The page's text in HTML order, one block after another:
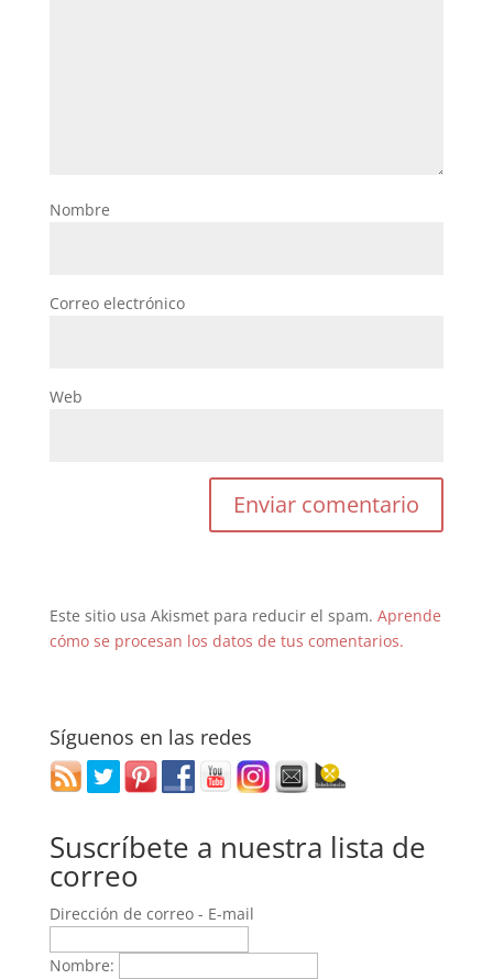
Nombre
Correo electrónico
Web
Este sitio usa Akismet para reducir el spam. Aprende
cómo se procesan los datos de tus comentarios.
Síguenos en las redes
Suscríbete a nuestra lista de
correo
Dirección de correo - E-mail
Nombre: